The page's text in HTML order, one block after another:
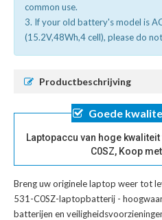
common use.
3. If your old battery's model is
(15.2V,48Wh,4 cell), please do
Productbeschrijving
Goede
Laptopaccu van hoge
C0SZ, Koop
Breng uw originele laptop weer tot
531-C0SZ-laptopbatterij -
batterijen en